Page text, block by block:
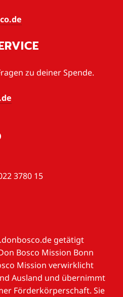
zu deiner Spende.
3780 15
getätigt
Bosco Mission Bonn
Mission verwirklicht
Ausland und übernimmt
Förderkörperschaft. Sie